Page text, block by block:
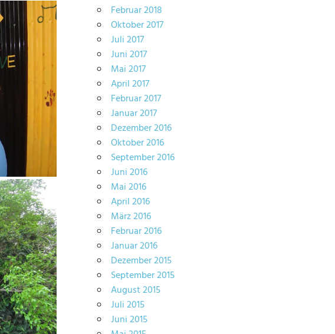
Februar 2018
Oktober 2017
Juli 2017
Juni 2017
Mai 2017
April 2017
Februar 2017
Januar 2017
Dezember 2016
Oktober 2016
September 2016
Juni 2016
Mai 2016
April 2016
März 2016
Februar 2016
Januar 2016
Dezember 2015
September 2015
August 2015
Juli 2015
Juni 2015